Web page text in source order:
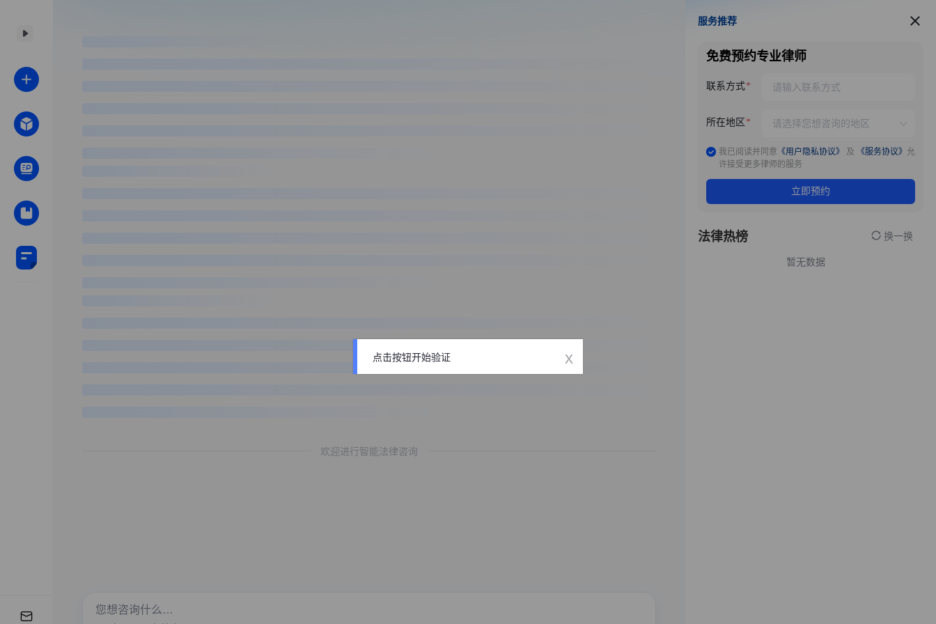
欢迎进行智能法律咨询
服务推荐
服务推荐
免费预约专业律师
联系方式
所在地区
我已阅读并同意 《用户隐私协议》 及 《服务协议》 允
许接受更多律师的服务
立即预约
法律热榜 换一换
暂无数据
点击按钮开始验证 x